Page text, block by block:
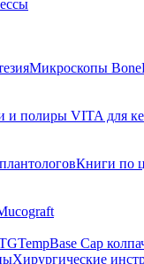
Микроскопы
и полиры VITA для
Книги по
TempBase Cap
Хирургические